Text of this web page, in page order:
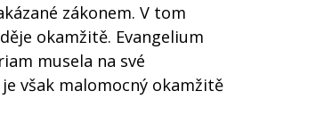
zákonem. V tom
okamžitě. Evangelium
musela na své
však malomocný okamžitě